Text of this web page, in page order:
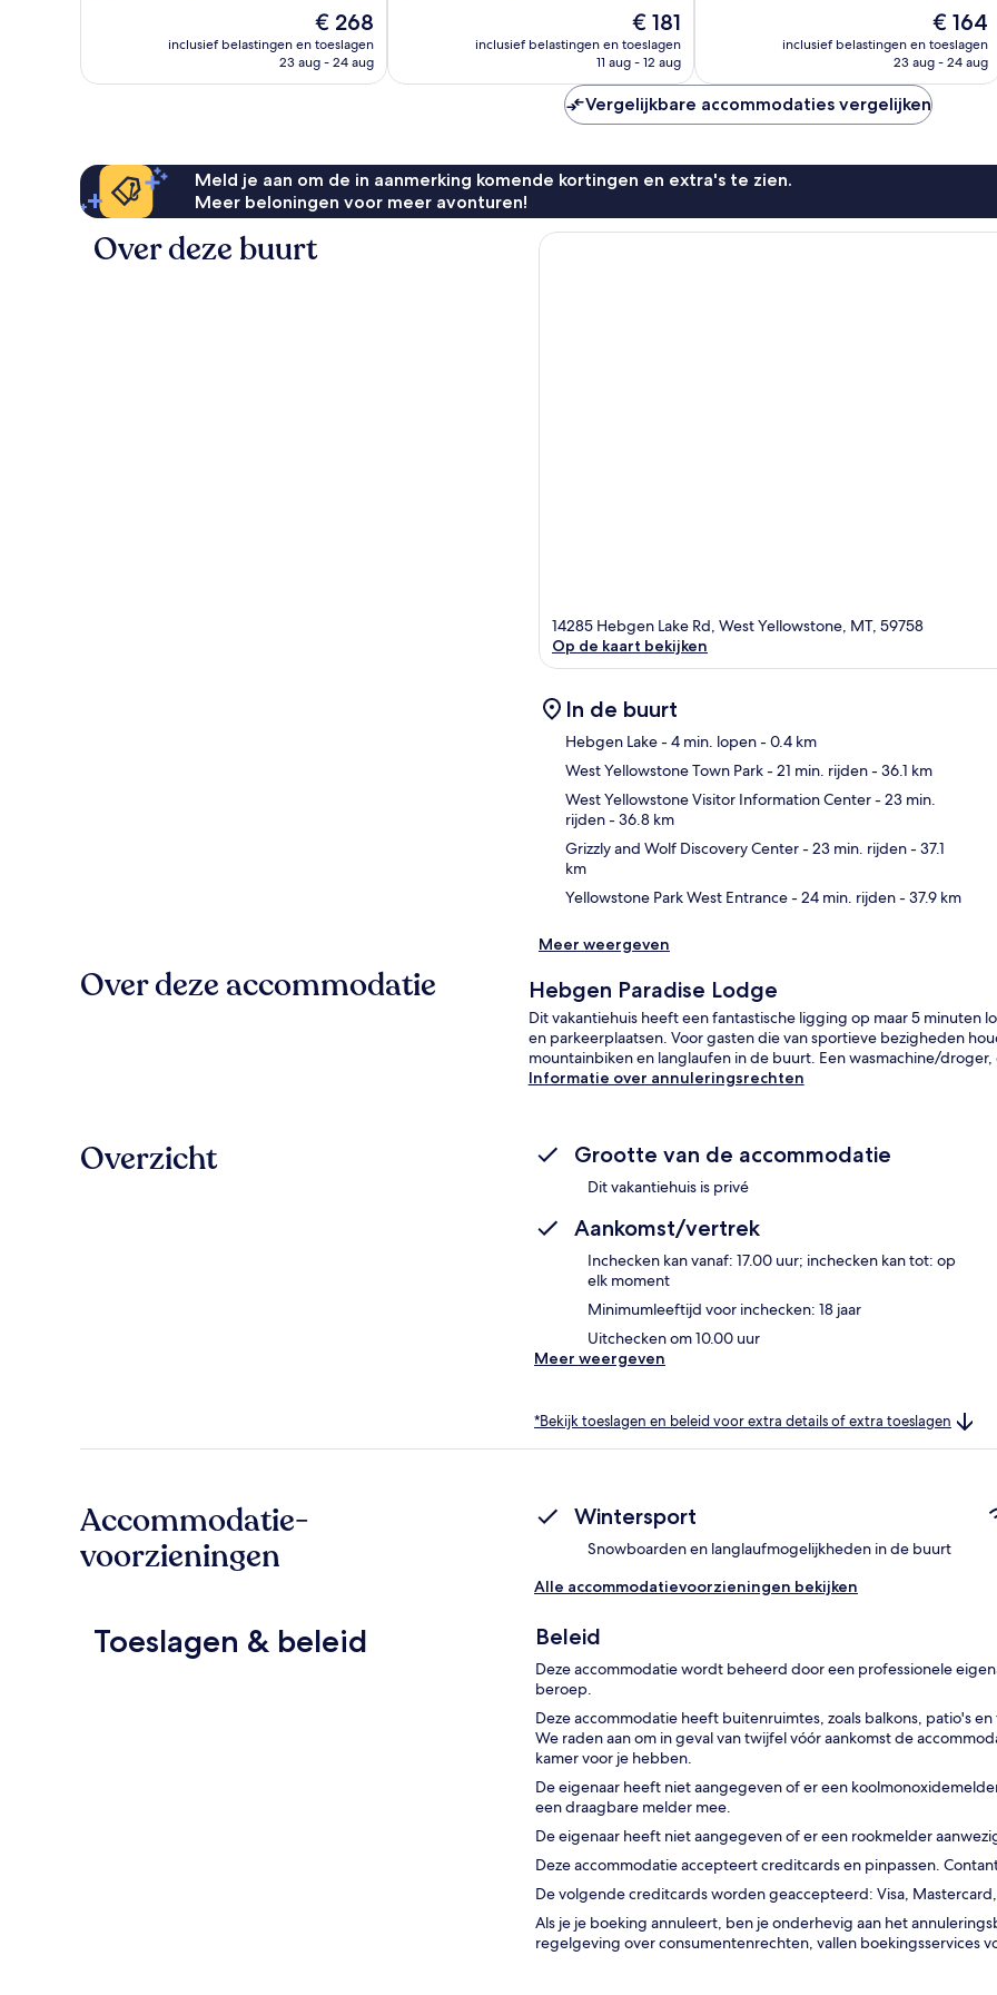
De
prijs
is
€ 268
inclusief belastingen en toeslagen
23 aug - 24 aug
De
prijs
is
€ 181
inclusief belastingen en toeslagen
11 aug - 12 aug
beoordelingen
De
prijs
is
€ 164
inclusief belastingen en toeslagen
23 aug - 24 aug
Vergelijkbare accommodaties vergelijken
Meld je aan om de in aanmerking komende kortingen en extra's te zien.
Meer beloningen voor meer avonturen!
Over deze buurt
14285 Hebgen Lake Rd, West Yellowstone, MT, 59758
Op de kaart bekijken
In de buurt
Hebgen Lake- 4 min. lopen- 0.4 km
West Yellowstone Town Park- 21 min. rijden- 36.1 km
West Yellowstone Visitor Information Center- 23 min.
rijden- 36.8 km
Grizzly and Wolf Discovery Center- 23 min. rijden- 37.1
km
Yellowstone Park West Entrance- 24 min. rijden- 37.9 km
Meer weergeven
Over deze accommodatie Hebgen Paradise Lodge
Dit vakantiehuis heeft een fantastische ligging op maar 5 minuten
en parkeerplaatsen. Voor gasten die van sportieve bezigheden
mountainbiken en langlaufen in de buurt. Een wasmachine/
Informatie over annuleringsrechten
Overzicht Grootte van de accommodatie
Dit vakantiehuis is privé
Aankomst/vertrek
Inchecken kan vanaf: 17.00 uur; inchecken kan tot: op
elk moment
Minimumleeftijd voor inchecken: 18 jaar
Uitchecken om 10.00 uur
Meer weergeven
*Bekijk toeslagen en beleid voor extra details of extra toeslagen
Accommodatie-
voorzieningen
Wintersport
Snowboarden en langlaufmogelijkheden in de buurt
Alle accommodatievoorzieningen bekijken
Toeslagen & beleid Beleid
Deze accommodatie wordt beheerd door een professionele
beroep.
Deze accommodatie heeft buitenruimtes, zoals balkons, patio's
We raden aan om in geval van twijfel vóór aankomst de
kamer voor je hebben.
De eigenaar heeft niet aangegeven of er een
een draagbare melder mee.
De eigenaar heeft niet aangegeven of er een rookmelder
Deze accommodatie accepteert creditcards en pinpassen.
De volgende creditcards worden geaccepteerd: Visa,
Als je je boeking annuleert, ben je onderhevig aan het
regelgeving over consumentenrechten, vallen boekingsservices